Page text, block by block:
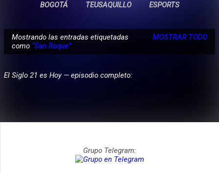
BOGOTÁ TEUSAQUILLO ESPORTS
n
t
a
Mostrando las entradas etiquetadas
como "San Roque"
MOSTRAR TODO
El Siglo 21 es Hoy — episodio completo:
Grupo Telegram: